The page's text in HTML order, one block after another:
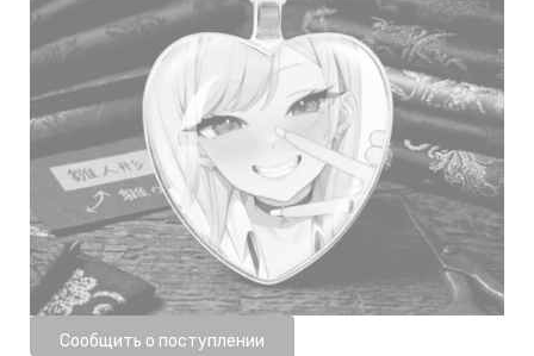
Нет в наличии
Сообщить о поступлении